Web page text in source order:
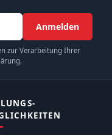
Anmelden
zur Verarbeitung Ihrer